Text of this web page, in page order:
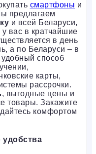
смартфоны и
предлагаем
и всей Беларуси,
вас в кратчайшие
в день
а по Беларуси – в
способ
карты,
рассрочки.
, выгодные цены и
товары. Закажите
комфортом
удобства